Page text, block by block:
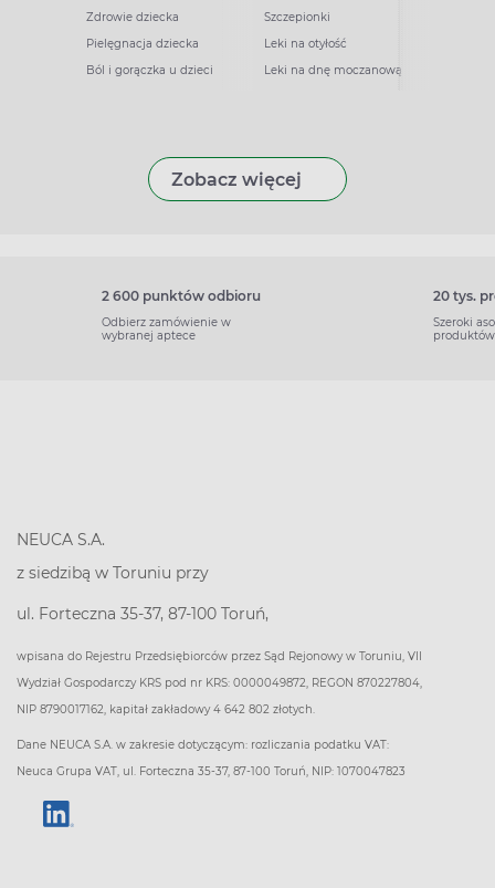
Zdrowie dziecka
Pielęgnacja dziecka
Ból i gorączka u dzieci
Szczepionki
Leki na otyłość
Leki na dnę moczanową
Zobacz więcej
2 600 punktów odbioru
Odbierz zamówienie w
wybranej aptece
20 tys.
Szeroki
produktów
NEUCA S.A.
z siedzibą w Toruniu przy
ul. Forteczna 35-37, 87-100 Toruń,
wpisana do Rejestru Przedsiębiorców przez Sąd Rejonowy w Toruniu, VII
Wydział Gospodarczy KRS pod nr KRS: 0000049872, REGON 870227804,
NIP 8790017162, kapitał zakładowy 4 642 802 złotych.
Dane NEUCA S.A. w zakresie dotyczącym: rozliczania podatku VAT:
Neuca Grupa VAT, ul. Forteczna 35-37, 87-100 Toruń, NIP: 1070047823